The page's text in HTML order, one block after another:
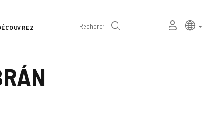
Recherche
MON
ESPACE
Sélecteur
de
Langue